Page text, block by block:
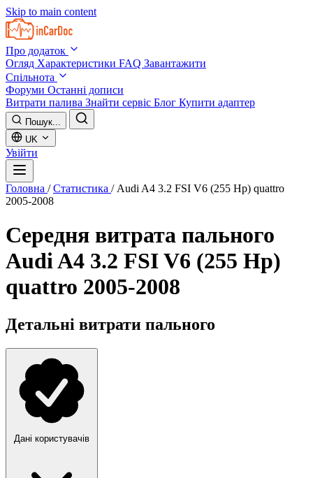
Skip to main content
Про додаток
Огляд Характеристики FAQ Завантажити
Спільнота
Форуми Останні дописи
Витрати палива Знайти сервіс Блог Купити адаптер
Пошук...
UK
Увійти
Головна / Статистика / Audi A4 3.2 FSI V6 (255 Hp) quattro
2005-2008
Середня витрата пального
Audi A4 3.2 FSI V6 (255 Hp)
quattro 2005-2008
Детальні витрати пального
Дані користувачів